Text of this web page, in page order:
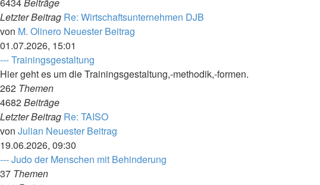
Letzter Beitrag Re: Wirtschaftsunternehmen DJB
von M. Olinero Neuester Beitrag
01.07.2026, 15:01
--- Trainingsgestaltung
Hier geht es um die Trainingsgestaltung,-methodik,-formen.
262 Themen
4682Beiträge
Letzter Beitrag Re: TAISO
von Julian Neuester Beitrag
19.06.2026, 09:30
--- Judo der Menschen mit Behinderung
37 Themen